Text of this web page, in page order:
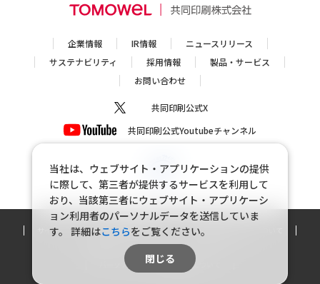
企業情報 IR情報
ニュースリリース
サステナビリティ
採用情報
製品・サービス
お問い合わせ
共同印刷公式X
共同印刷公式Youtubeチャンネル
サイトマップ 個人情報保護方針
個人情報の取り扱いについて
ソーシャルメディアポリシー
パーソナルデータの外部送信について
当社は、ウェブサイト・アプリケーションの提供
に際して、第三者が提供するサービスを利用して
おり、当該第三者にウェブサイト・アプリケーシ
ョン利用者のパーソナルデータを送信していま
す。 詳細はこちらをご覧ください。
閉じる